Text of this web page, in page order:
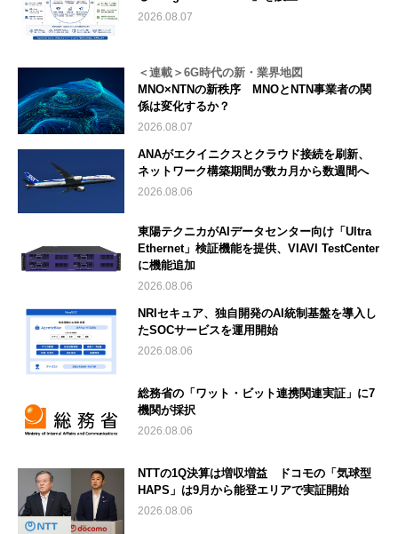
2026.08.07
＜連載＞6G時代の新・業界地図
MNO×NTNの新秩序 MNOとNTN事業者の関
係は変化するか？
2026.08.07
ANAがエクイニクスとクラウド接続を刷新、
ネットワーク構築期間が数カ月から数週間へ
2026.08.06
東陽テクニカがAIデータセンター向け「Ultra
Ethernet」検証機能を提供、VIAVI TestCenter
に機能追加
2026.08.06
NRIセキュア、独自開発のAI統制基盤を導入し
たSOCサービスを運用開始
2026.08.06
総務省の「ワット・ビット連携関連実証」に7
機関が採択
2026.08.06
NTTの1Q決算は増収増益 ドコモの「気球型
HAPS」は9月から能登エリアで実証開始
2026.08.06